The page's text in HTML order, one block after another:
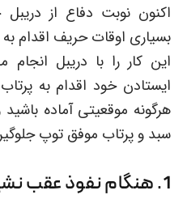
اکنون نوبت دفاع از
بسیاری اوقات حریف اقدام
این کار را با دریبل
ایستادن خود اقدام به
هرگونه موقعیتی آماده
سبد و پرتاب موفق توپ
1. هنگام نفوذ عقب نشینی کنید